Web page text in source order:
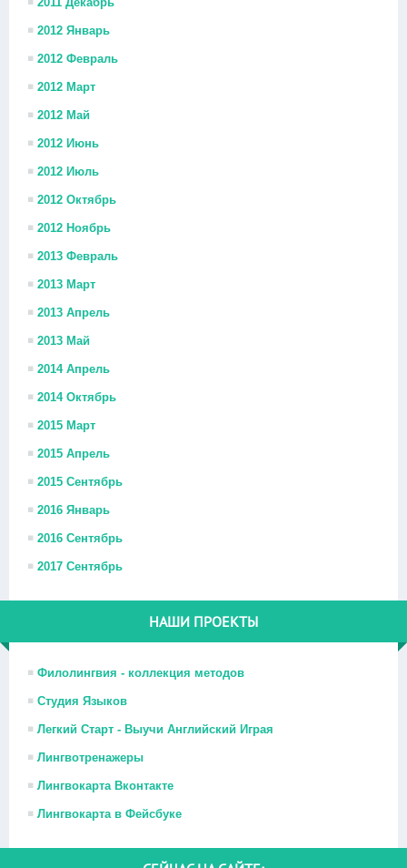
2012 Январь
2012 Февраль
2012 Март
2012 Май
2012 Июнь
2012 Июль
2012 Октябрь
2012 Ноябрь
2013 Февраль
2013 Март
2013 Апрель
2013 Май
2014 Апрель
2014 Октябрь
2015 Март
2015 Апрель
2015 Сентябрь
2016 Январь
2016 Сентябрь
2017 Сентябрь
НАШИ ПРОЕКТЫ
Филолингвия - коллекция методов
Студия Языков
Легкий Старт - Выучи Английский Играя
Лингвотренажеры
Лингвокарта Вконтакте
Лингвокарта в Фейсбуке